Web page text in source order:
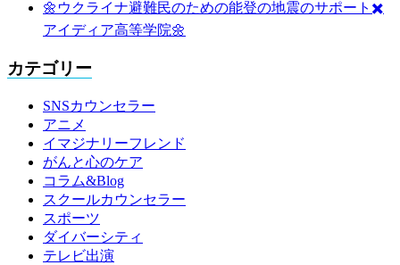
🌼ウクライナ避難民のための能登の地震のサポート✖️
アイディア高等学院🌼
カテゴリー
SNSカウンセラー
アニメ
イマジナリーフレンド
がんと心のケア
コラム&Blog
スクールカウンセラー
スポーツ
ダイバーシティ
テレビ出演